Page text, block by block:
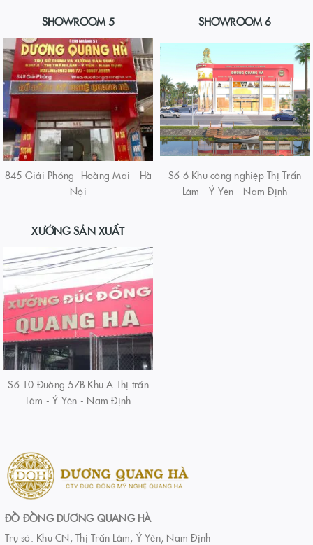
SHOWROOM 5
845 Giải Phóng- Hoàng Mai - Hà
Nội
SHOWROOM 6
Số 6 Khu công nghiệp Thị Trấn
Lâm - Ý Yên - Nam Định
XƯỞNG SẢN XUẤT
Số 10 Đường 57B Khu A Thị trấn
Lâm - Ý Yên - Nam Định
ĐỒ ĐỒNG DƯƠNG QUANG HÀ
Trụ sở: Khu CN, Thị Trấn Lâm, Ý Yên, Nam Định